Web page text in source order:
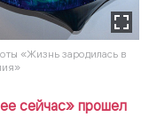
«Жизнь зародилась в
сейчас» прошел